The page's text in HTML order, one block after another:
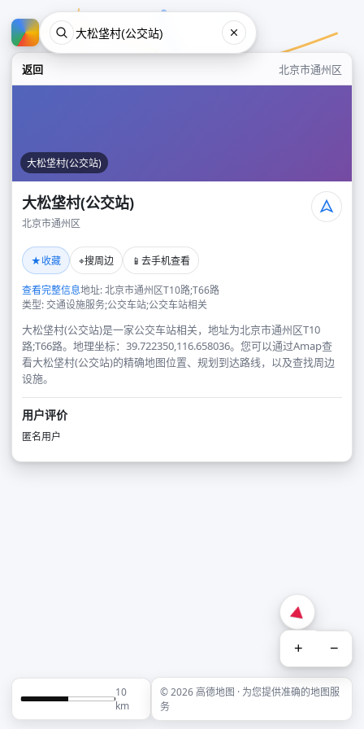
返回 北京市通州区
大松垡村(公交站)
大松垡村(公交站)
北京市通州区
★收藏 ⌖搜周边 📱 去手机查看
查看完整信息地址: 北京市通州区T10路;T66路
类型: 交通设施服务;公交车站;公交车站相关
大松垡村(公交站)是一家公交车站相关，地址为北京市通州区T10
路;T66路。地理坐标：39.722350,116.658036。您可以通过Amap查
看大松垡村(公交站)的精确地图位置、规划到达路线，以及查找周边
设施。
用户评价
匿名用户
+ −
10
km
© 2026 高德地图 · 为您提供准确的地图服
务